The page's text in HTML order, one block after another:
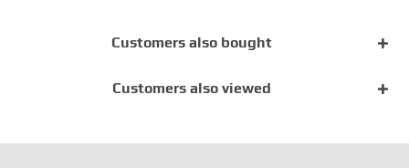
Customers also bought
Customers also viewed